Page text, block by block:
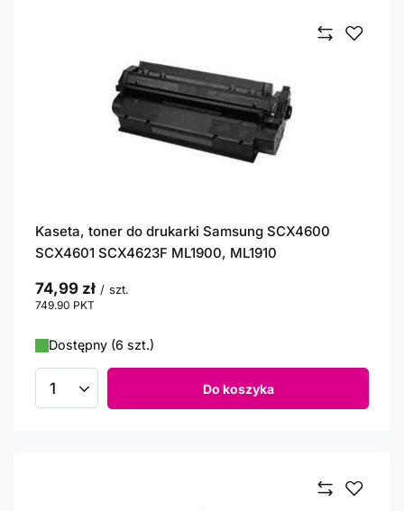
Kaseta, toner do drukarki Samsung SCX4600
SCX4601 SCX4623F ML1900, ML1910
74,99 zł / szt.
749.90 PKT
Dostępny (6 szt.)
Ilość produktów Do koszyka